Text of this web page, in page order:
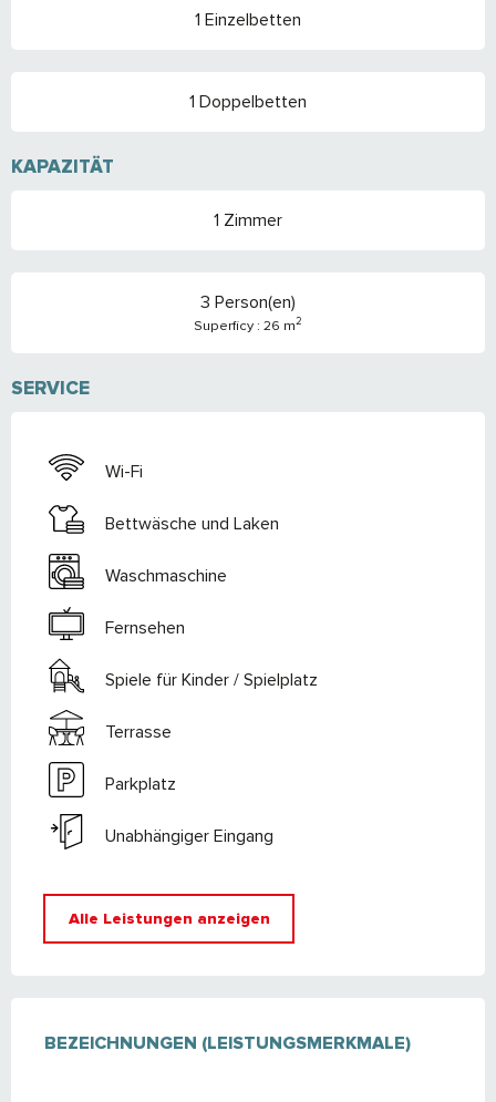
1 Einzelbetten
1 Doppelbetten
KAPAZITÄT
1 Zimmer
3 Person(en)
Superficy : 26 m2
SERVICE
Wi-Fi
Bettwäsche und Laken
Waschmaschine
Fernsehen
Spiele für Kinder / Spielplatz
Terrasse
Parkplatz
Unabhängiger Eingang
Alle Leistungen anzeigen
BEZEICHNUNGEN (LEISTUNGSMERKMALE)
BEZEICHNUNGEN (LEISTUNGSMERKMALE)